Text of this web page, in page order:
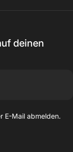
deinen
E-Mail abmelden.